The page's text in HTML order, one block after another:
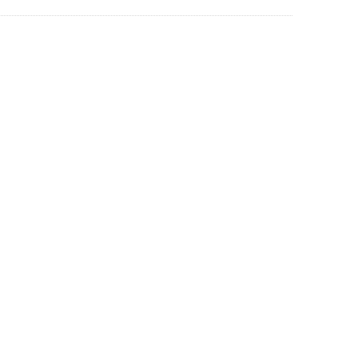
KFZ-Kennzeichen oder auch Einblicke in die
wurde. Außerdem können Sie so den aktuellen